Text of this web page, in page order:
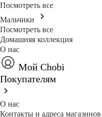
Посмотреть все
Мальчики
Посмотреть все
Домашняя коллекция
О нас
Мой Chobi
Покупателям
О нас
Контакты и адреса магазинов